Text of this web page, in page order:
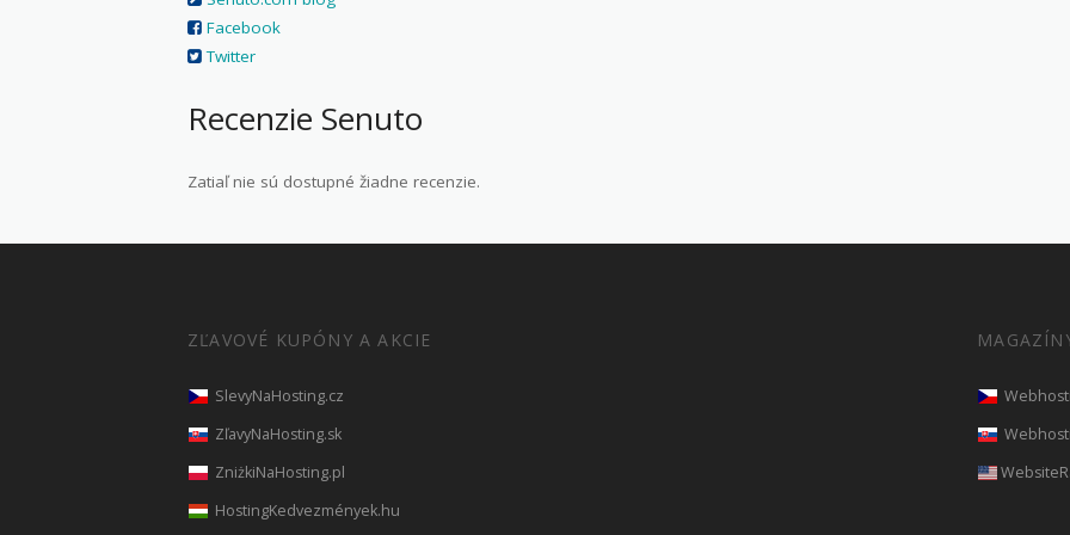
Facebook
Twitter
Recenzie Senuto
Zatiaľ nie sú dostupné žiadne recenzie.
ZĽAVOVÉ KUPÓNY A AKCIE
SlevyNaHosting.cz
ZľavyNaHosting.sk
ZniżkiNaHosting.pl
HostingKedvezmények.hu